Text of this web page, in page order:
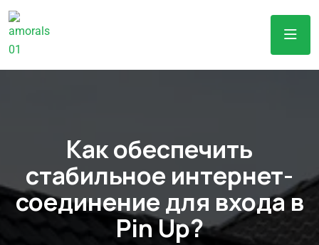
Как обеспечить
стабильное интернет-
соединение для входа в
Pin Up?